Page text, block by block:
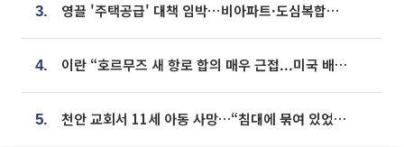
3. 영끌 '주택공급' 대책 임박⋯비아파트·도심복합까지 총동원
4. 이란 “호르무즈 새 항로 합의 매우 근접...미국 배상 먼저”
5. 천안 교회서 11세 아동 사망…“침대에 묶여 있었다” 진술 확보